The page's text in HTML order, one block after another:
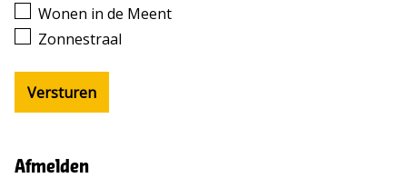
Wonen in de Meent
Zonnestraal
Versturen
Afmelden